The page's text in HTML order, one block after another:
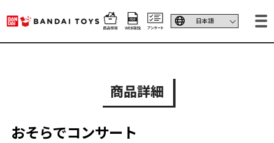
商品詳細
おそらでコンサート